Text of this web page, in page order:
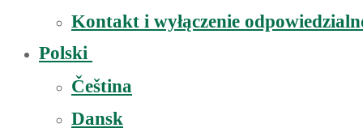
Kontakt i wyłączenie
Polski
Čeština
Dansk